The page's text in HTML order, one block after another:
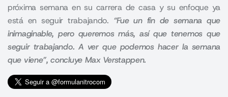
próxima semana en su carrera de casa y su enfoque ya
está en seguir trabajando. “Fue un fin de semana que
inimaginable, pero queremos más, así que tenemos que
seguir trabajando. A ver que podemos hacer la semana
que viene”, concluye Max Verstappen.